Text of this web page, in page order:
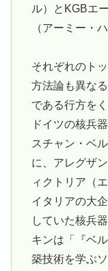
ル）とKGBエ
（アーミー・
それぞれのト
方法論も異な
である行方を
ドイツの核兵
スチャン・ベ
に、アレグザ
ィクトリア（
イタリアの大
していた核兵
キンは「『ベ
築技術を学ぶ